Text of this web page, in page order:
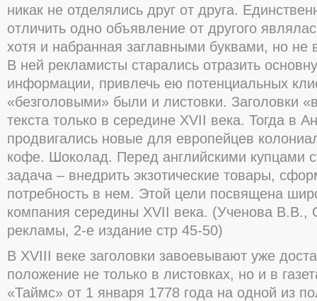
никак не отделялись друг от друга.
отличить одно объявление от другого
хотя и набранная заглавными буквами, но не
В ней рекламисты старались отразить
информации, привлечь ею потенциальных
«безголовыми» были и листовки. Заголовки
текста только в середине XVII века. Тогда в
продвигались новые для европейцев
кофе. Шоколад. Перед английскими купцами
задача – внедрить экзотические товары,
потребность в нем. Этой цели посвящена
компания середины XVII века. (Ученова В.В.,
рекламы, 2-е издание стр 45-50)
В XVIII веке заголовки завоевывают уже
положение не только в листовках, но и в
«Таймс» от 1 января 1778 года на одной из